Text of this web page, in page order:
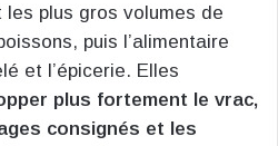
les plus gros volumes de
puis l’alimentaire
et l’épicerie. Elles
plus fortement le vrac,
consignés et les